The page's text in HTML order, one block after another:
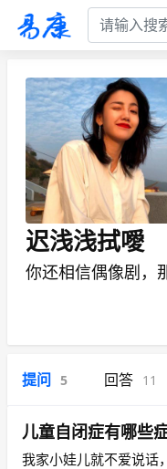
迟浅浅拭噯
你还相信偶像剧，
提问 5 回答 11
儿童自闭症有哪些
我家小娃儿就不爱说话